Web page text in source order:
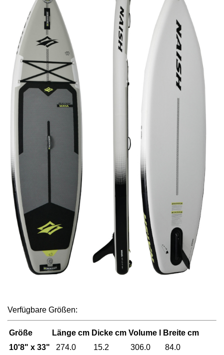
Verfügbare Größen:
Größe Länge cm Dicke cm Volume l
Breite cm
10'8" x 33"
274.0 15.2 306.0 84.0